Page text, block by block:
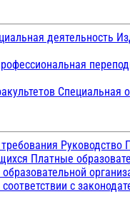
деятельность
Специальная
Руководство
Платные
с